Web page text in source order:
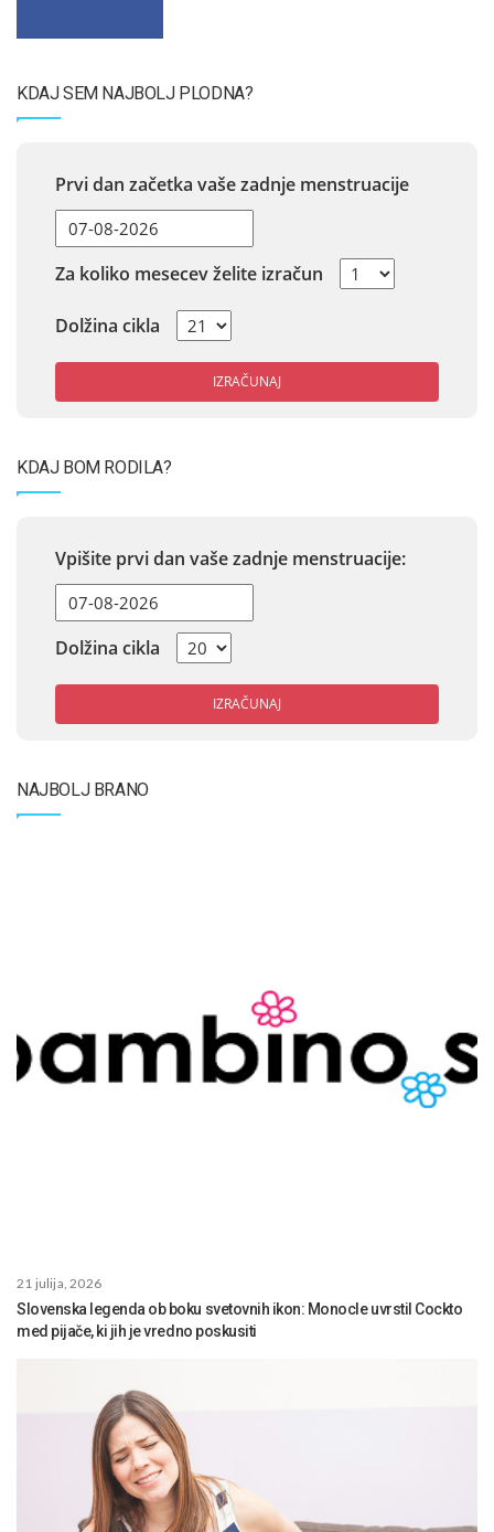
KDAJ SEM NAJBOLJ PLODNA?
Prvi dan začetka vaše zadnje menstruacije
Za koliko mesecev želite izračun
Dolžina cikla
IZRAČUNAJ
KDAJ BOM RODILA?
Vpišite prvi dan vaše zadnje menstruacije:
Dolžina cikla
IZRAČUNAJ
NAJBOLJ BRANO
21 julija, 2026
Slovenska legenda ob boku svetovnih ikon: Monocle uvrstil Cockto
med pijače, ki jih je vredno poskusiti